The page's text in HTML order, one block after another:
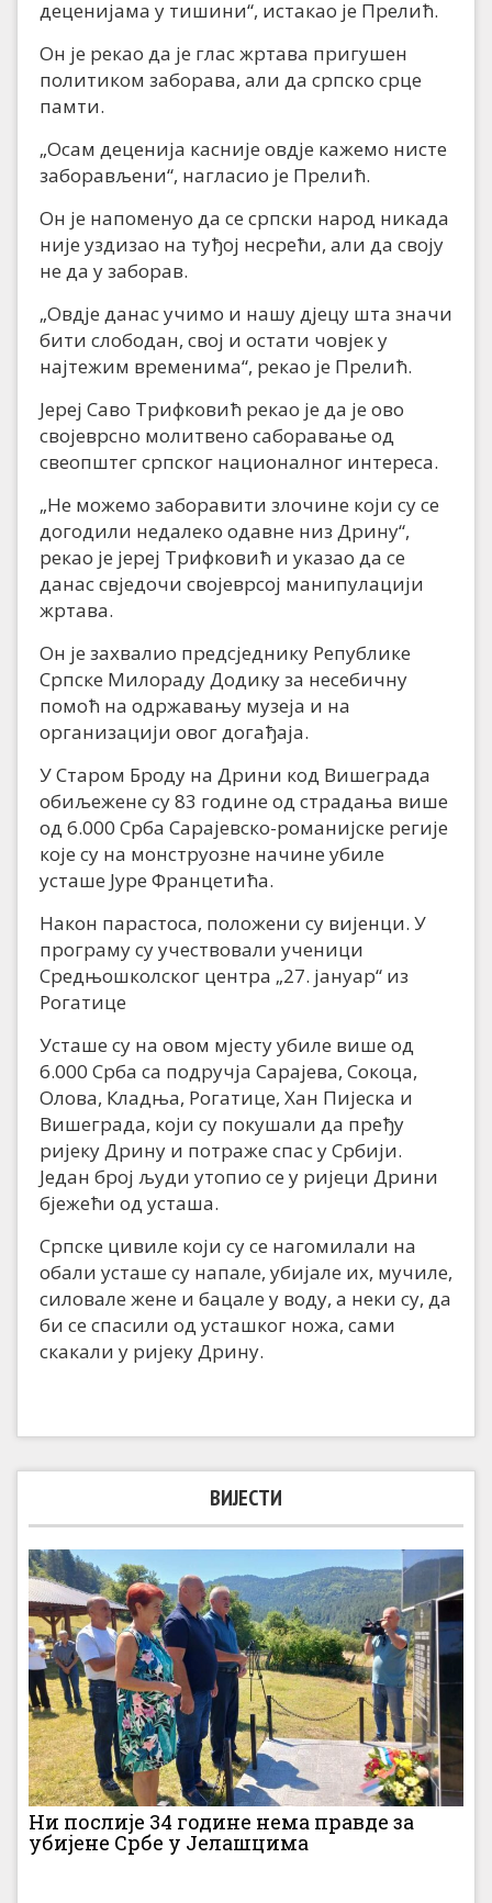
деценијама у тишини“, истакао је Прелић.
Он је рекао да је глас жртава пригушен
политиком заборава, али да српско срце
памти.
„Осам деценија касније овдје кажемо нисте
заборављени“, нагласио је Прелић.
Он је напоменуо да се српски народ никада
није уздизао на туђој несрећи, али да своју
не да у заборав.
„Овдје данас учимо и нашу дјецу шта значи
бити слободан, свој и остати човјек у
најтежим временима“, рекао је Прелић.
Јереј Саво Трифковић рекао је да је ово
својеврсно молитвено саборавање од
свеопштег српског националног интереса.
„Не можемо заборавити злочине који су се
догодили недалеко одавне низ Дрину“,
рекао је јереј Трифковић и указао да се
данас свједочи својеврсој манипулацији
жртава.
Он је захвалио предсједнику Републике
Српске Милораду Додику за несебичну
помоћ на одржавању музеја и на
организацији овог догађаја.
У Старом Броду на Дрини код Вишеграда
обиљежене су 83 године од страдања више
од 6.000 Срба Сарајевско-романијске регије
које су на монструозне начине убиле
усташе Јуре Францетића.
Након парастоса, положени су вијенци. У
програму су учествовали ученици
Средњошколског центра „27. јануар“ из
Рогатице
Усташе су на овом мјесту убиле више од
6.000 Срба са подручја Сарајева, Сокоца,
Олова, Кладња, Рогатице, Хан Пијеска и
Вишеграда, који су покушали да пређу
ријеку Дрину и потраже спас у Србији.
Један број људи утопио се у ријеци Дрини
бјежећи од усташа.
Српске цивиле који су се нагомилали на
обали усташе су напале, убијале их, мучиле,
силовале жене и бацале у воду, а неки су, да
би се спасили од усташког ножа, сами
скакали у ријеку Дрину.
ВИЈЕСТИ
Ни послије 34 године нема правде за
убијене Србе у Јелашцима